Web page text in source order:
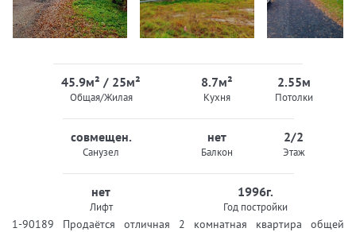
45.9м² / 25м²
Общая/Жилая
8.7м²
Кухня
2.55м
Потолки
совмещен.
Санузел
нет
Балкон
2/2
Этаж
нет
Лифт
1996г.
Год постройки
1-90189 Продаётся отличная 2 комнатная квартира общей